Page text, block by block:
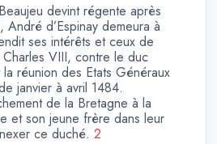
devint régente après
André d’Espinay demeura à
ses intérêts et ceux de
VIII, contre le duc
réunion des Etats Généraux
janvier à avril 1484.
de la Bretagne à la
et son jeune frère dans leur
ce duché. 2